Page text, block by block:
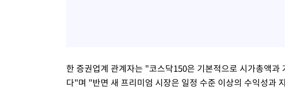
한 증권업계 관계자는 "코스닥150은 기본적으로 시가총액
다"며 "반면 새 프리미엄 시장은 일정 수준 이상의 수익성과